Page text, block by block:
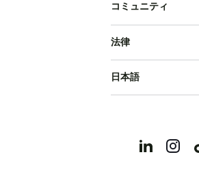
コミュニティ
法律
日本語